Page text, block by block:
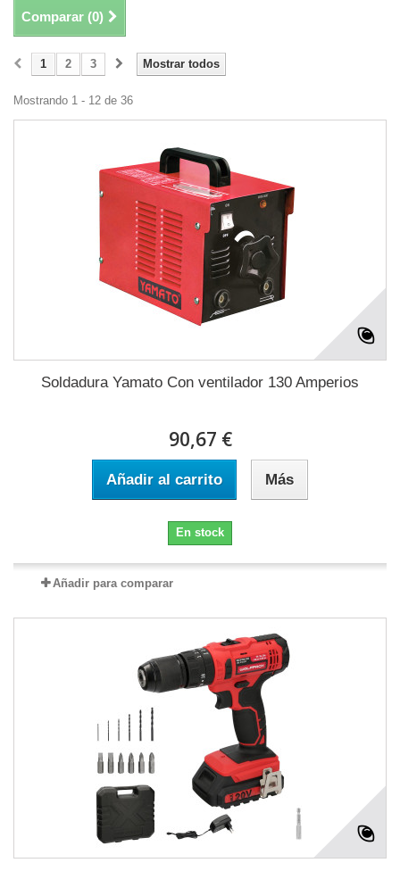
Comparar (0)
Mostrar todos
1 2 3
Mostrando 1 - 12 de 36
Soldadura Yamato Con ventilador 130 Amperios
90,67 €
Añadir al carrito Más
En stock
Añadir para comparar